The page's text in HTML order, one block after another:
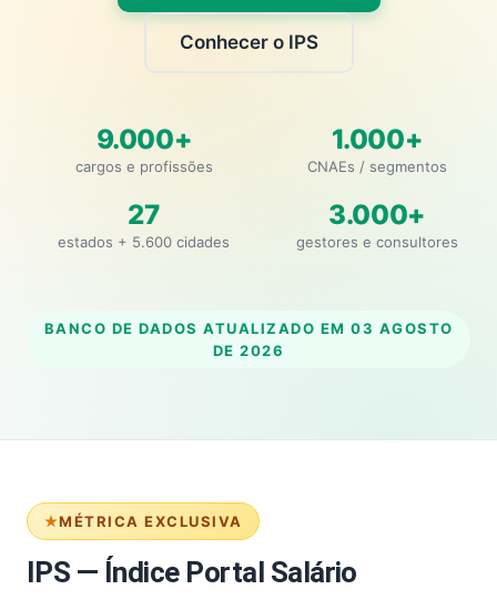
Conhecer o IPS
9.000+
cargos e profissões
1.000+
CNAEs / segmentos
27
estados + 5.600 cidades
3.000+
gestores e consultores
BANCO DE DADOS ATUALIZADO EM 03 AGOSTO
DE 2026
MÉTRICA EXCLUSIVA
IPS — Índice Portal Salário